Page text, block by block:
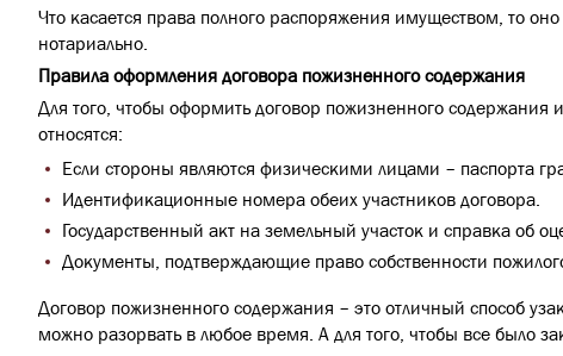
Что касается права полного распоряжения имуществом, то
нотариально.
Правила оформления договора пожизненного содержания
Для того, чтобы оформить договор пожизненного содержания
относятся:
Если стороны являются физическими лицами – паспорта
Идентификационные номера обеих участников договора.
Государственный акт на земельный участок и справка об
Документы, подтверждающие право собственности
Договор пожизненного содержания – это отличный способ
можно разорвать в любое время. А для того, чтобы все было